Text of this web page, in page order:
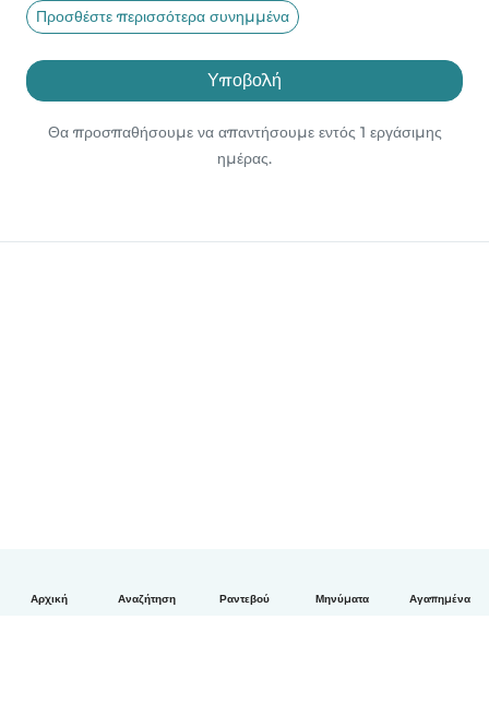
Αρχική Αναζήτηση Ραντεβού Μηνύματα Αγαπημένα
Προσθέστε περισσότερα συνημμένα
Υποβολή
Θα προσπαθήσουμε να απαντήσουμε εντός 1 εργάσιμης
ημέρας.